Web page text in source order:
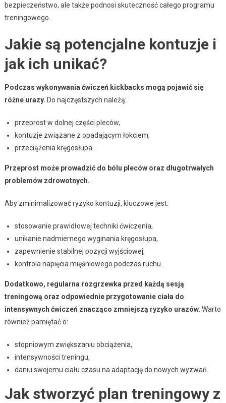
bezpieczeństwo, ale także podnosi skuteczność całego programu
treningowego.
Jakie są potencjalne kontuzje i
jak ich unikać?
Podczas wykonywania ćwiczeń kickbacks mogą pojawić się
różne urazy. Do najczęstszych należą:
przeprost w dolnej części pleców,
kontuzje związane z opadającym łokciem,
przeciążenia kręgosłupa.
Przeprost może prowadzić do bólu pleców oraz długotrwałych
problemów zdrowotnych.
Aby zminimalizować ryzyko kontuzji, kluczowe jest:
stosowanie prawidłowej techniki ćwiczenia,
unikanie nadmiernego wyginania kręgosłupa,
zapewnienie stabilnej pozycji wyjściowej,
kontrola napięcia mięśniowego podczas ruchu.
Dodatkowo, regularna rozgrzewka przed każdą sesją
treningową oraz odpowiednie przygotowanie ciała do
intensywnych ćwiczeń znacząco zmniejszą ryzyko urazów. Warto
również pamiętać o:
stopniowym zwiększaniu obciążenia,
intensywności treningu,
daniu swojemu ciału czasu na adaptację do nowych wyzwań.
Jak stworzyć plan treningowy z